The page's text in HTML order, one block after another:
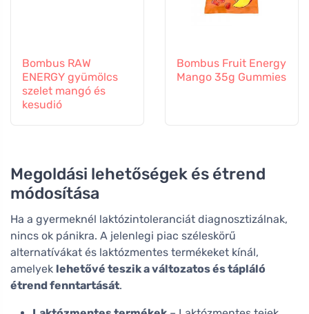
Bombus RAW
ENERGY gyümölcs
szelet mangó és
kesudió
Bombus Fruit Energy
Mango 35g Gummies
Megoldási lehetőségek és étrend
módosítása
Ha a gyermeknél laktózintoleranciát diagnosztizálnak,
nincs ok pánikra. A jelenlegi piac széleskörű
alternatívákat és laktózmentes termékeket kínál,
amelyek lehetővé teszik a változatos és tápláló
étrend fenntartását.